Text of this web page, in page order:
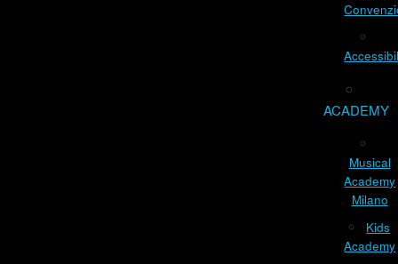
ACADEMY
Musical
Academy
Milano
Kids
Academy